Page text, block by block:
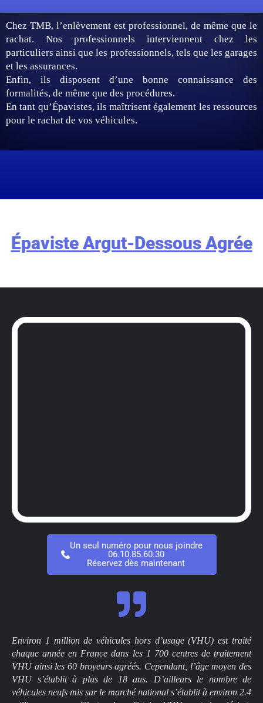
Chez TMB, l’enlèvement est professionnel, de même que le
rachat. Nos professionnels interviennent chez les
particuliers ainsi que les professionnels, tels que les garages
et les assurances.
Enfin, ils disposent d’une bonne connaissance des
formalités, de même que des procédures.
En tant qu’Épavistes, ils maîtrisent également les ressources
pour le rachat de vos véhicules.
Épaviste Argut-Dessous Agrée
Un seul numéro pour nous joindre
06.10.85.60.30
Réservez dès maintenant
Environ 1 million de véhicules hors d’usage (VHU) est traité
chaque année en France dans les 1 700 centres de traitement
VHU ainsi les 60 broyeurs agréés. Cependant, l’âge moyen des
VHU s’établit à plus de 18 ans. D’ailleurs le nombre de
véhicules neufs mis sur le marché national s’établit à environ 2.4